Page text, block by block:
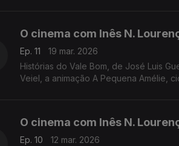
O cinema com Inês N.
Ep. 11
19 mar. 2026
Histórias do Vale Bom, de José Luis
Veiel, a animação A Pequena Amélie,
O cinema com Inês N.
Ep. 10
12 mar. 2026